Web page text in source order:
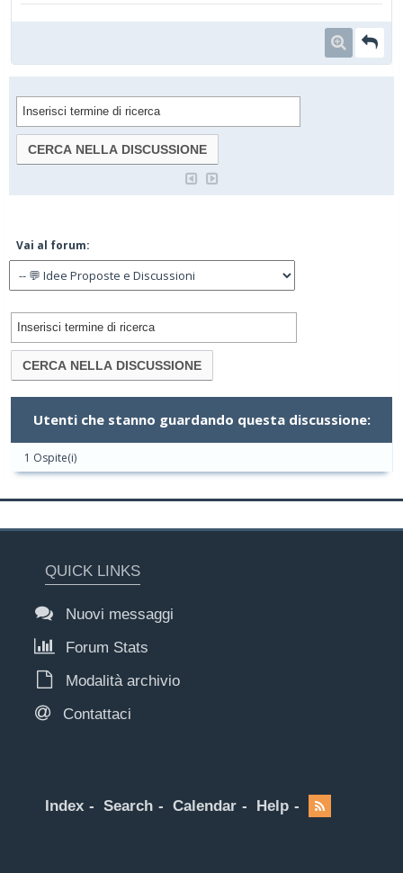
Vai al forum:
Utenti che stanno guardando questa discussione:
1 Ospite(i)
QUICK LINKS
Nuovi messaggi
Forum Stats
Modalità archivio
Contattaci
Index Search Calendar Help